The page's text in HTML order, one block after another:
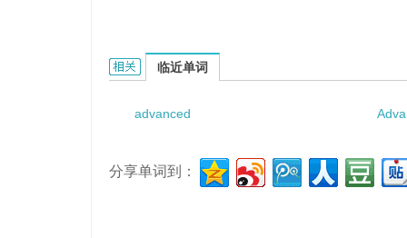
Advanced Technology Attachment的相关资料：
临近单词
advanced
分享单词到：